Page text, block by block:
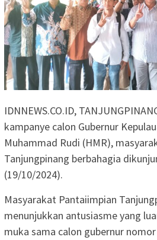
IDNNEWS.CO.ID,
kampanye calon Gubernur
Muhammad Rudi (HMR),
Tanjungpinang berbahagia
(19/10/2024).
Masyarakat Pantaiimpian
menunjukkan antusiasme yang
muka sama calon gubernur